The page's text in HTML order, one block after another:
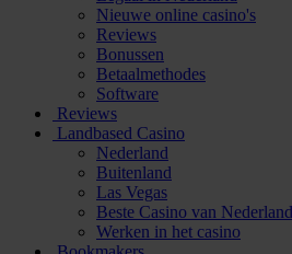
Nieuwe online casino's
Reviews
Bonussen
Betaalmethodes
Software
Reviews
Landbased Casino
Nederland
Buitenland
Las Vegas
Beste Casino van Nederland
Werken in het casino